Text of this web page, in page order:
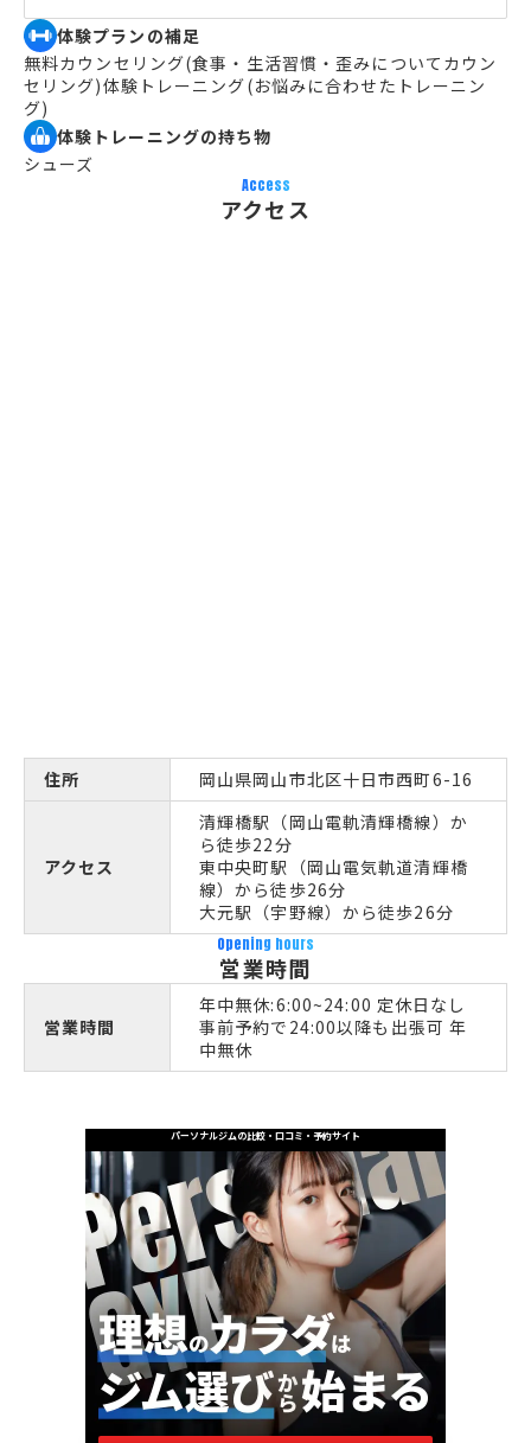
体験プランの補足
無料カウンセリング(食事・生活習慣・歪みについてカウン
セリング)体験トレーニング(お悩みに合わせたトレーニン
グ)
体験トレーニングの持ち物
シューズ
Access
アクセス
住所 岡山県岡山市北区十日市西町6-16
アクセス
清輝橋駅（岡山電軌清輝橋線）か
ら徒歩22分
東中央町駅（岡山電気軌道清輝橋
線）から徒歩26分
大元駅（宇野線）から徒歩26分
Opening hours
営業時間
営業時間
年中無休:6:00~24:00 定休日なし
事前予約で24:00以降も出張可 年
中無休
パーソナルジムの比較・口コミ・予約サイト